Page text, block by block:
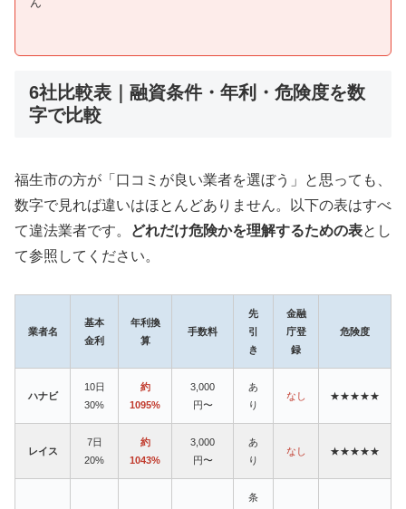
6社比較表｜融資条件・年利・危険度を数
字で比較
福生市の方が「口コミが良い業者を選ぼう」と思っても、
数字で見れば違いはほとんどありません。以下の表はすべ
て違法業者です。
どれだけ危険かを理解するための表とし
て参照してください。
業者名
基本
金利
年利換
算
手数料
先
引
き
金融
庁登
録
危険度
ハナビ
10日
30%
約
1095%
3,000
円〜
あ
り
なし ★★★★★
レイス
7日
20%
約
1043%
3,000
円〜
あ
り
なし ★★★★★
条